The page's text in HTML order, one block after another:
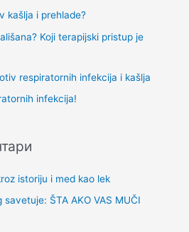
kašlja i prehlade?
Koji terapijski pristup je
respiratornih infekcija i kašlja
infekcija!
istoriju i med kao lek
savetuje: ŠTA AKO VAS MUČI